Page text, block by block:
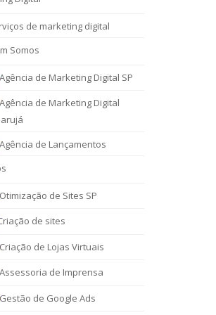
de marketing digital
Somos
Agência de Marketing Digital SP
Agência de Marketing Digital
Agência de Lançamentos
Otimização de Sites SP
de sites
Criação de Lojas Virtuais
Assessoria de Imprensa
Gestão de Google Ads